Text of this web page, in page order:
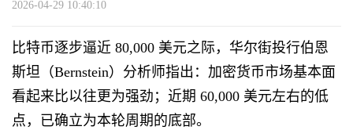
2026-04-29 10:40:10
比特币逐步逼近 80,000 美元之际，华尔街投行伯恩
斯坦（Bernstein）分析师指出：加密货币市场基本面
看起来比以往更为强劲；近期 60,000 美元左右的低
点，已确立为本轮周期的底部。